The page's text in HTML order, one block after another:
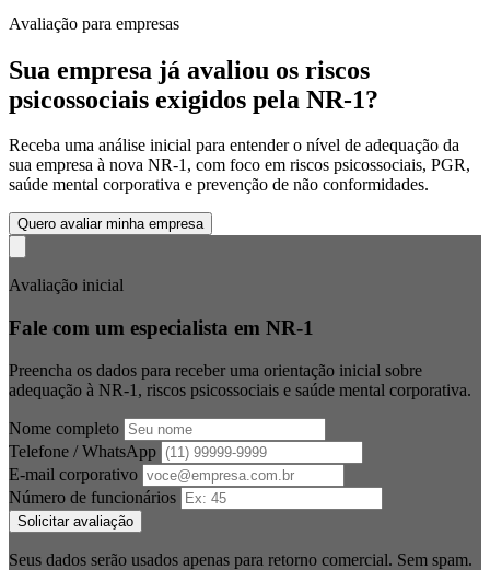
Avaliação para empresas
Sua empresa já avaliou os riscos
psicossociais exigidos pela NR-1?
Receba uma análise inicial para entender o nível de adequação da
sua empresa à nova NR-1, com foco em riscos psicossociais, PGR,
saúde mental corporativa e prevenção de não conformidades.
Quero avaliar minha empresa
Avaliação inicial
Fale com um especialista em NR-1
Preencha os dados para receber uma orientação inicial sobre
adequação à NR-1, riscos psicossociais e saúde mental corporativa.
Nome completo
Telefone / WhatsApp
E-mail corporativo
Número de funcionários
Solicitar avaliação
Seus dados serão usados apenas para retorno comercial. Sem spam.